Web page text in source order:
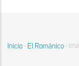
Inicio - El Románico -